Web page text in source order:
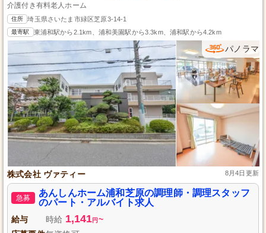
介護付き有料老人ホーム
住所 埼玉県さいたま市緑区芝原3-14-1
最寄駅 東浦和駅から2.1km、浦和美園駅から3.3km、浦和駅から4.2km
パノラマ
株式会社 ヴァティー 8月4日更新
急募
あんしんホーム浦和芝原の調理師・調理スタッフ
のパート・アルバイト求人
給与 時給 1,141円 ~